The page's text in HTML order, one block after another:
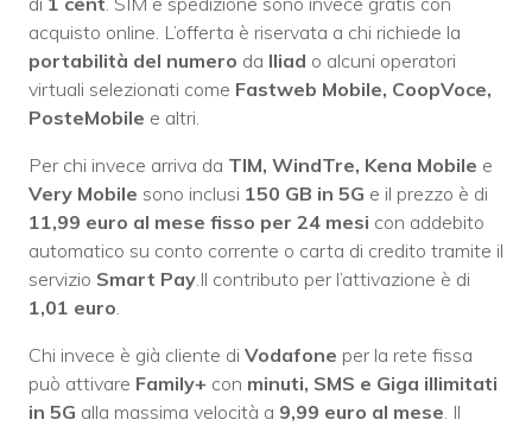
acquisto online. L’offerta è riservata a chi richiede la
portabilità del numero da Iliad o alcuni operatori
virtuali selezionati come Fastweb Mobile, CoopVoce,
PosteMobile e altri.
Per chi invece arriva da TIM, WindTre, Kena Mobile e
Very Mobile sono inclusi 150 GB in 5G e il prezzo è di
11,99 euro al mese fisso per 24 mesi con addebito
automatico su conto corrente o carta di credito tramite il
servizio Smart Pay .Il contributo per l’attivazione è di
1,01 euro
Chi invece è già cliente di Vodafone per la rete fissa
può attivare Family+ con minuti, SMS e Giga illimitati
in 5G alla massima velocità a 9,99 euro al mese . Il